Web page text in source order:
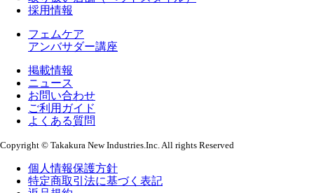
採用情報
フェムケア
アンバサダー講座
掲載情報
ニュース
お問い合わせ
ご利用ガイド
よくある質問
Copyright © Takakura New Industries.Inc. All rights Reserved
個人情報保護方針
特定商取引法に基づく表記